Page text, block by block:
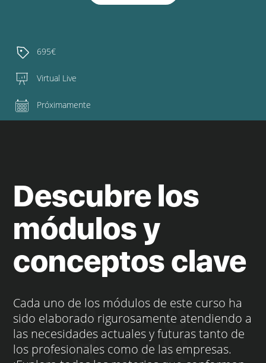
695€
Virtual Live
Próximamente
Descubre los
módulos y
conceptos clave
Cada uno de los módulos de este curso ha
sido elaborado rigurosamente atendiendo a
las necesidades actuales y futuras tanto de
los profesionales como de las empresas.